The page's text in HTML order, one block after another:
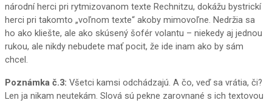
národní herci pri rytmizovanom texte Rechnitzu, dokážu bystrickí
herci pri takomto „voľnom texte“ akoby mimovoľne. Nedržia sa
ho ako kliešte, ale ako skúsený šofér volantu – niekedy aj jednou
rukou, ale nikdy nebudete mať pocit, že ide inam ako by sám
chcel.
Poznámka č.3: Všetci kamsi odchádzajú. A čo, veď sa vrátia, či?
Len ja nikam neutekám. Slová sú pekne zarovnané s ich textovou